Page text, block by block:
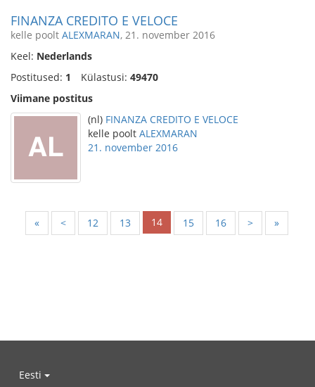
FINANZA CREDITO E VELOCE
kelle poolt ALEXMARAN, 21. november 2016
Keel: Nederlands
Postitused: 1 Külastusi: 49470
Viimane postitus
(nl) FINANZA CREDITO E VELOCE
kelle poolt ALEXMARAN
21. november 2016
« < 12 13 14 15 16 > »
Eesti